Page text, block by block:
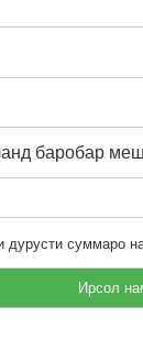
баробар
дурусти суммаро
Ирсол